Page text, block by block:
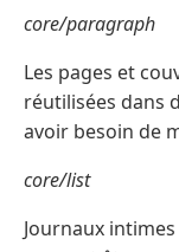
core/paragraph
Les pages et
réutilisées dans
avoir besoin de
core/list
Journaux